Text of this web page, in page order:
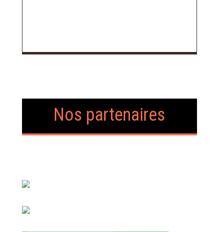
Nos partenaires